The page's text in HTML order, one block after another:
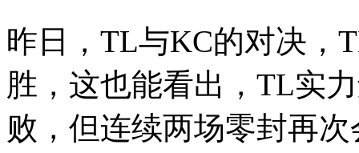
昨日，TL与KC的对决，
胜，这也能看出，TL实
败，但连续两场零封再